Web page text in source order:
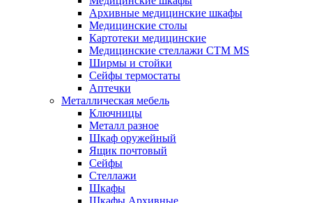
Архивные медицинские шкафы
Медицинские столы
Картотеки медицинские
Медицинские стеллажи CTM MS
Ширмы и стойки
Сейфы термостаты
Аптечки
Металлическая мебель
Ключницы
Металл разное
Шкаф оружейный
Ящик почтовый
Сейфы
Стеллажи
Шкафы
Шкафы Архивные